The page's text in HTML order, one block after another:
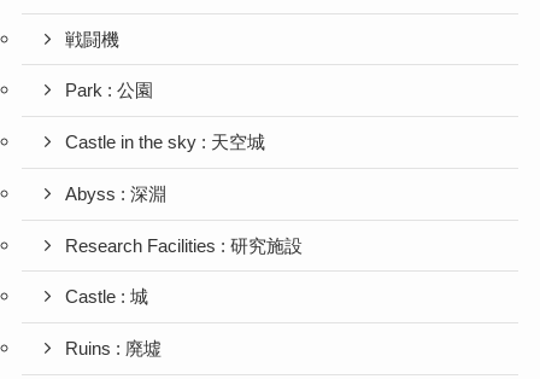
戦闘機
Park : 公園
Castle in the sky : 天空城
Abyss : 深淵
Research Facilities : 研究施設
Castle : 城
Ruins : 廃墟